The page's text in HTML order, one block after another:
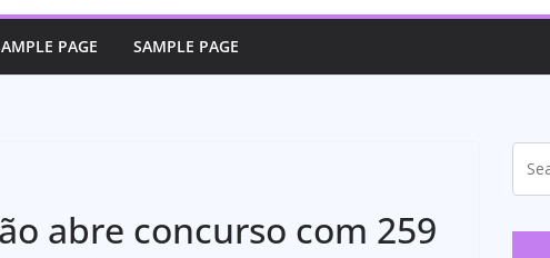
PAGE SAMPLE PAGE
abre concurso com 259